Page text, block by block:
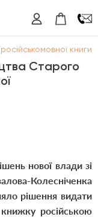
книги
Старого
нової влади зі
Колесніченка
рішення видати
російською